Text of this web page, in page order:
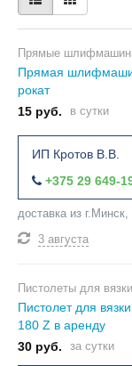
Прямые
Прямая
рокат
15 руб.
в сутки
ИП Кротов В.В.
+375 29 649-
доставка из
3 августа
Пистолеты для
Пистолет для
180 Z в аренду
30 руб.
за сутки